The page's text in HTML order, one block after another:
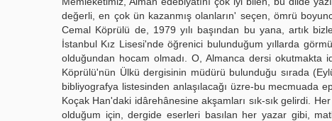
değerli, en çok ün kazanmış olanların' seçen, ömrü
Cemal Köprülü de, 1979 yılı başından bu yana, artık
İstanbul Kız Lisesi'nde öğrenici bulunduğum yıllarda
olduğundan hocam olmadı. O, Almanca dersi okutmakta
Köprülü'nün Ülkü dergisinin müdürü bulunduğu sırada
bibliyografya listesinden anlaşılacağı üzre-bu mecmuada
Koçak Han'daki idârehânesine akşamları sık-sık gelirdi.
olduğum için, dergide eserleri basılan her yazar gibi,